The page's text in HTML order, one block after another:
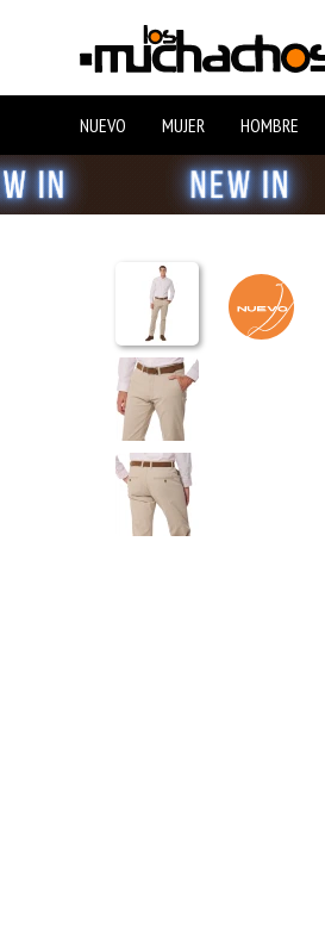
NUEVO MUJER HOMBRE